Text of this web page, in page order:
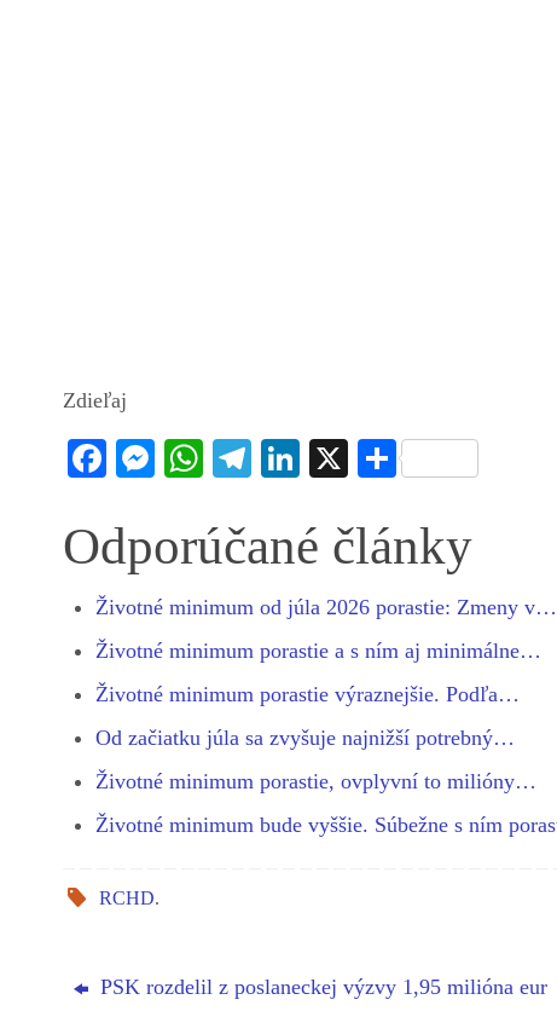
Zdieľaj
Fa
bo
ok
M
se
ng
er
W
ts
A
pp
Te
gr
a
m
Li
ed
In
X S
re
Odporúčané články
Životné minimum od júla 2026 porastie: Zmeny v…
Životné minimum porastie a s ním aj minimálne…
Životné minimum porastie výraznejšie. Podľa…
Od začiatku júla sa zvyšuje najnižší potrebný…
Životné minimum porastie, ovplyvní to milióny…
Životné minimum bude vyššie. Súbežne s ním
RCHD.
PSK rozdelil z poslaneckej výzvy 1,95 milióna eur